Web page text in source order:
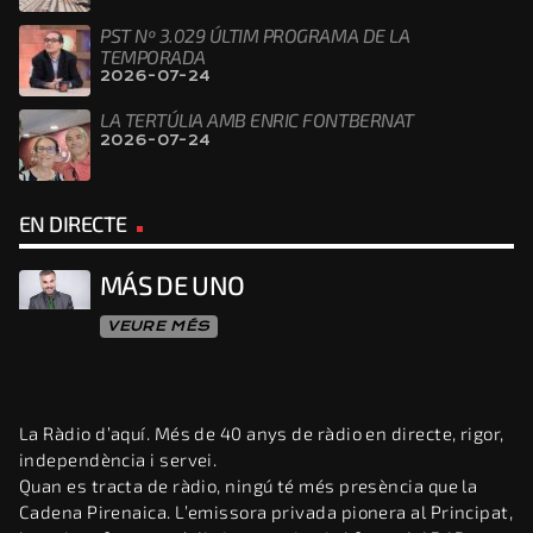
PST Nº 3.029 ÚLTIM PROGRAMA DE LA
TEMPORADA
2026-07-24
LA TERTÚLIA AMB ENRIC FONTBERNAT
2026-07-24
EN DIRECTE
MÁS DE UNO
VEURE MÉS
La Ràdio d’aquí. Més de 40 anys de ràdio en directe, rigor,
independència i servei.
Quan es tracta de ràdio, ningú té més presència que la
Cadena Pirenaica. L’emissora privada pionera al Principat,